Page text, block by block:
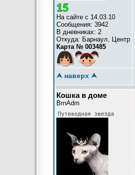
На сайте с 14.03.10
Сообщения: 3942
В дневниках: 2
Откуда: Барнаул, Центр
Карта № 003485
⮝ наверх ⮝
Кошка в доме
BrnAdm